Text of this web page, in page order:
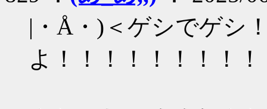
|・Å・)＜ゲシでゲシ
よ！！！！！！！！！